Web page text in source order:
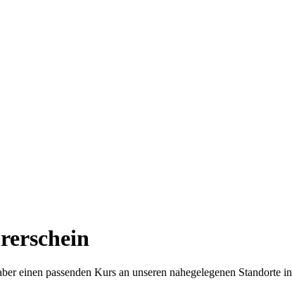
passenden Kurs an unseren nahegelegenen Standorte in